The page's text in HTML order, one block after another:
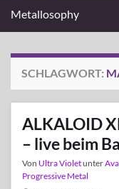
Metallosophy
SCHLAGWORT:
ALKALOID
– live beim
Von Ultra Violetunter
Progressive Metal